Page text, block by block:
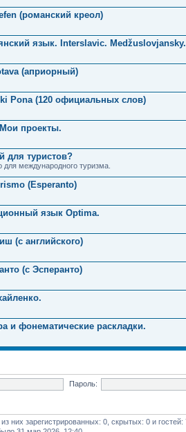
(романский креол)
язык. Interslavic. Medžuslovjansky.
(априорный)
Pona (120 официальных слов)
проекты.
для туристов?
для международного туризма.
(Esperanto)
язык Optima.
(с английского)
(с Эсперанто)
и фонематические раскладки.
Пароль:
, из них зарегистрированных: 0, скрытых: 0 и